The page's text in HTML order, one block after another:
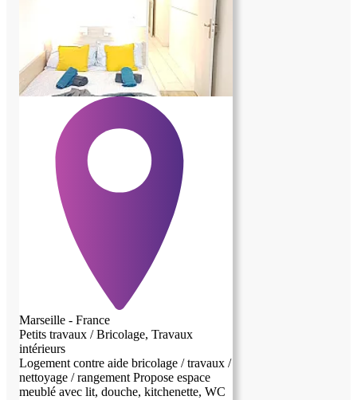
Marseille - France
Petits travaux / Bricolage, Travaux
intérieurs
Logement contre aide bricolage / travaux /
nettoyage / rangement Propose espace
meublé avec lit, douche, kitchenette, WC